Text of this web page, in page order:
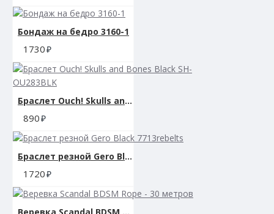
Бондаж на бедро 3160-1
1730
Браслет Ouch! Skulls and Bones Black SH-OU283BLK
890
Браслет резной Gero Black 7713rebelts
1720